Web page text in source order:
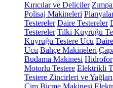
Kırıcılar ve Deliciler
Polisaj Makineleri
Testereler Daire Testereler
Testereler Tilki Kuyruğu
Kuyruğu Testere Ucu
Ucu Bahçe Makineleri
Budama Makinesi Hidrofor
Motorlu Testere Elektrikli
Testere Zincirleri ve Yağları
Çim Biçme Makinesi